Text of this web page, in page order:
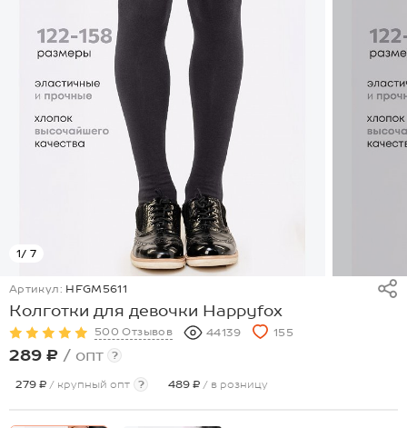
1/ 7
Артикул: HFGM5611
Колготки для девочки Happyfox
500 Отзывов 44139 155
289 ₽ / опт ?
279 ₽ / крупный опт ? 489 ₽ / в розницу